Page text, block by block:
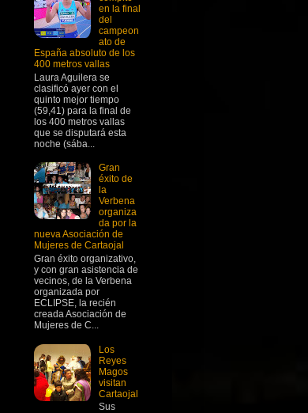
en la final
del
campeon
ato de
España absoluto de los
400 metros vallas
Laura Aguilera se
clasificó ayer con el
quinto mejor tiempo
(59,41) para la final de
los 400 metros vallas
que se disputará esta
noche (sába...
Gran
éxito de
la
Verbena
organiza
da por la
nueva Asociación de
Mujeres de Cartaojal
Gran éxito organizativo,
y con gran asistencia de
vecinos, de la Verbena
organizada por
ECLIPSE, la recién
creada Asociación de
Mujeres de C...
Los
Reyes
Magos
visitan
Cartaojal
Sus